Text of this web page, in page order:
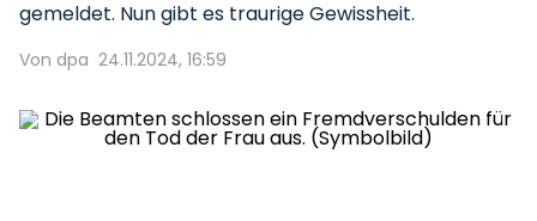
gemeldet. Nun gibt es traurige Gewissheit.
Von dpa 24.11.2024, 16:59